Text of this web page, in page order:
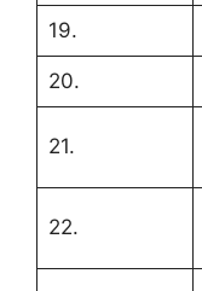
19.
20.
21.
22.